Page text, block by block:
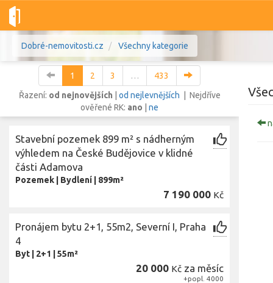
Dobré-nemovitosti.cz Všechny kategorie
Lokalita
Lokalita
1 2 3 …
433
Řazení: od nejnovějších od nejlevnějších | Nejdříve
ověřené RK: ano ne
Stavební pozemek 899 m² s nádherným
výhledem na České Budějovice v klidné
části Adamova
Pozemek Bydlení 899m²
7 190 000 Kč
Pronájem bytu 2+1, 55m2, Severní I, Praha
4
Byt 2+1 55m²
20 000 Kč za měsíc
+popl. 4000